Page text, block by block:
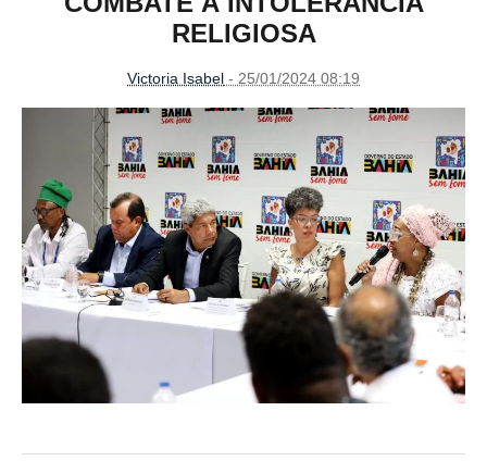
RELIGIOSA
Victoria Isabel - 25/01/2024 08:19